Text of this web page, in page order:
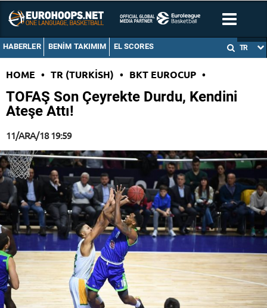
HABERLER BENIM TAKIMIM EL SCORES TR
HOME • TR (TURKISH) • BKT EUROCUP •
TOFAŞ Son Çeyrekte Durdu, Kendini
Ateşe Attı!
11/ARA/18 19:59